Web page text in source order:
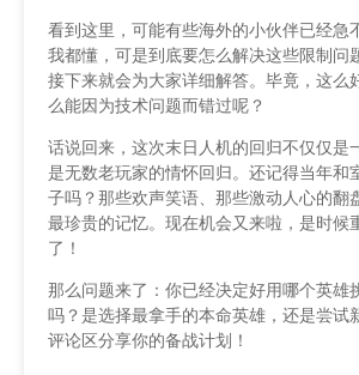
看到这里，可能有些海外的小伙伴已经急
我都懂，可是到底要怎么解决这些限制问
接下来就会为大家详细解答。毕竟，这么
么能因为技术问题而错过呢？
话说回来，这次末日人机的回归不仅仅是
是无数老玩家的情怀回归。还记得当年和
子吗？那些欢声笑语、那些激动人心的翻
最珍贵的记忆。现在机会又来啦，是时候
了！
那么问题来了：你已经决定好用哪个英雄
吗？是选择最拿手的本命英雄，还是尝试
评论区分享你的备战计划！